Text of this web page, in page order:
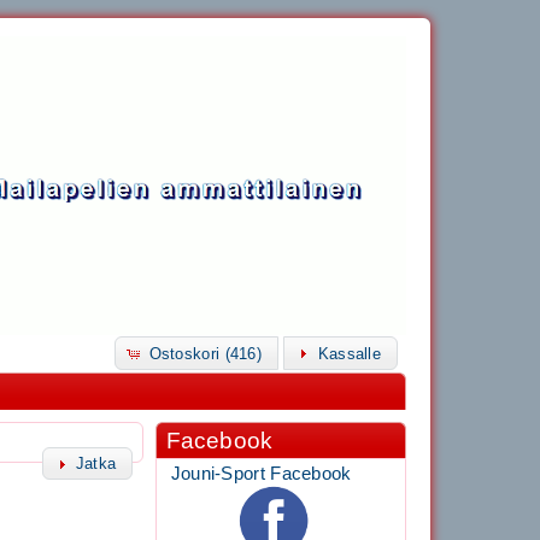
Ostoskori (416) Kassalle
Jatka
Facebook
Jouni-Sport Facebook